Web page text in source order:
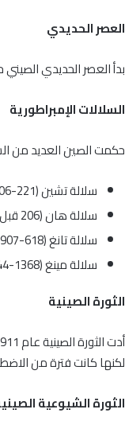
العصر الحديدي
بدأ العصر الحديدي الصيني حوالي 1000 قبل الميلاد. خلال هذه الفترة، أصبحت
السلالات الإمبراطورية
حكمت الصين العديد من
سلالة تشين (221-206 قبل الميلاد): كانت أول إمبراطورية صينية موحدة.
سلالة هان (206 قبل الميلاد – 220 بعد الميلاد): كانت فترة ازدهار ثقافي واقتصادي للصين.
سلالة تانغ (618-907): كانت فترة أخرى من الازدهار الثقافي والإبداعي للصين.
سلالة مينغ (1368-1644): كانت فترة من السلام والاستقرار النسبي للصين.
الثورة الصينية
لكنها كانت فترة من
الثورة الشيوعية